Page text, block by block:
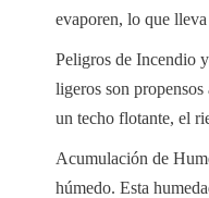
evaporen, lo que
Peligros de Incendio
ligeros son
un techo flotante, el
Acumulación de
húmedo. Esta